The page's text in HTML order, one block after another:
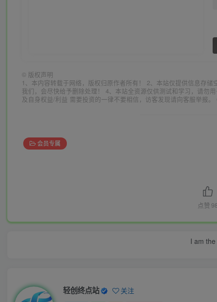
© 版权声明
1、本内容转载于网络，版权归原作者所有！ 2、本站仅提供信息存
我们，会尽快给予删除处理！ 4、本站全资源仅供测试和学习，请勿
及自身权益/利益 需要投资的一律不要相信，访客发现请向客服举报
会员专属
点赞
I am
轻创终点站 关注